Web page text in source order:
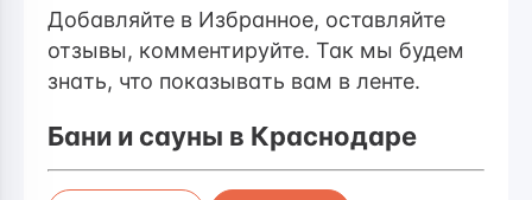
Добавляйте в Избранное, оставляйте
отзывы, комментируйте. Так мы будем
знать, что показывать вам в ленте.
Бани и сауны в Краснодаре